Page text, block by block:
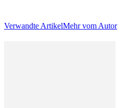
Verwandte ArtikelMehr vom Autor